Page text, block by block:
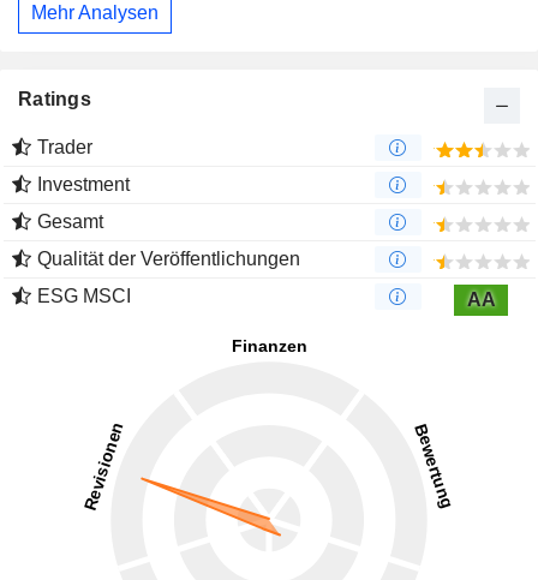
Mehr Analysen
Ratings
Trader
Investment
Gesamt
Qualität der Veröffentlichungen
ESG MSCI
AA